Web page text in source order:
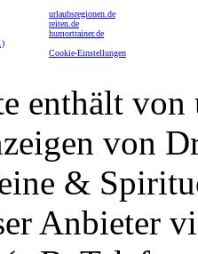
urlaubsregionen.de
reiten.de
humortrainer.de
Cookie-Einstellungen
enthält
von
&
Anbieter